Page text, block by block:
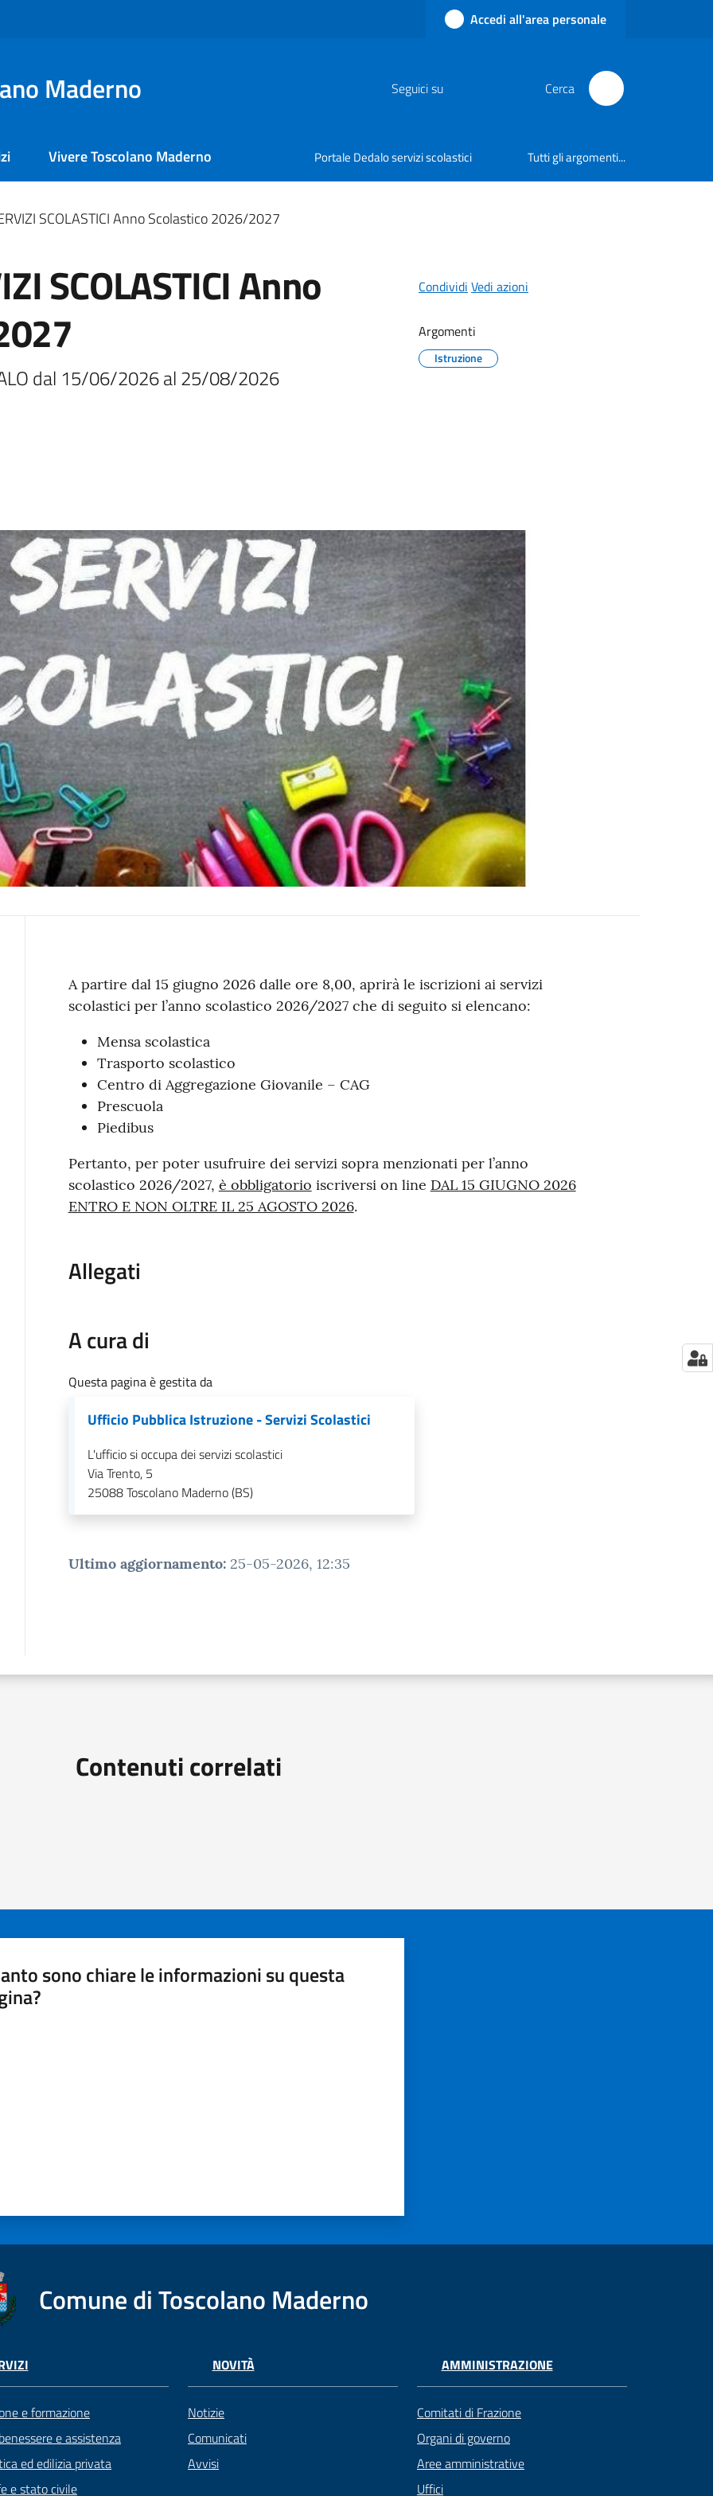
Accedi all'area personale
Maderno Seguici su Cerca
Vivere Toscolano Maderno Portale Dedalo servizi scolastici Tutti gli argomenti...
SCOLASTICI Anno Scolastico 2026/2027
SCOLASTICI Anno
dal 15/06/2026 al 25/08/2026
Condividi Vedi azioni
Argomenti
Istruzione
Contenuto
A partire dal 15 giugno 2026 dalle ore 8,00, aprirà le iscrizioni ai servizi
scolastici per l’anno scolastico 2026/2027 che di seguito si elencano:
Mensa scolastica
Trasporto scolastico
Centro di Aggregazione Giovanile – CAG
Prescuola
Piedibus
Pertanto, per poter usufruire dei servizi sopra menzionati per l’anno
scolastico 2026/2027, è obbligatorio iscriversi on line DAL 15 GIUGNO 2026
ENTRO E NON OLTRE IL 25 AGOSTO 2026.
Allegati
A cura di
Questa pagina è gestita da
Ufficio Pubblica Istruzione - Servizi Scolastici
L'ufficio si occupa dei servizi scolastici
Via Trento, 5
25088Toscolano Maderno (BS)
Ultimo aggiornamento: 25-05-2026, 12:35
Contenuti correlati
sono chiare le informazioni su questa
Comune di Toscolano Maderno
e formazione
e assistenza
ed edilizia privata
e stato civile
NOVITÀ
Notizie
Comunicati
Avvisi
AMMINISTRAZIONE
Comitati di Frazione
Organi di governo
Aree amministrative
Uffici